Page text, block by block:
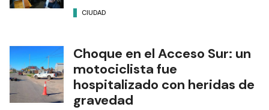
CIUDAD
Choque en el Acceso Sur: un
motociclista fue
hospitalizado con heridas de
gravedad